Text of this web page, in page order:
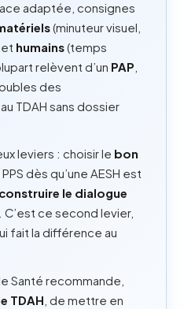
adaptée, consignes
(minuteur visuel,
et humains(temps
relèvent d’un PAP
des
TDAH sans dossier
leviers : choisir le bon
PPS dès qu’une AESH est
construire le dialogue
. C’est ce second levier,
fait la différence au
Santé recommande,
TDAH , de mettre en